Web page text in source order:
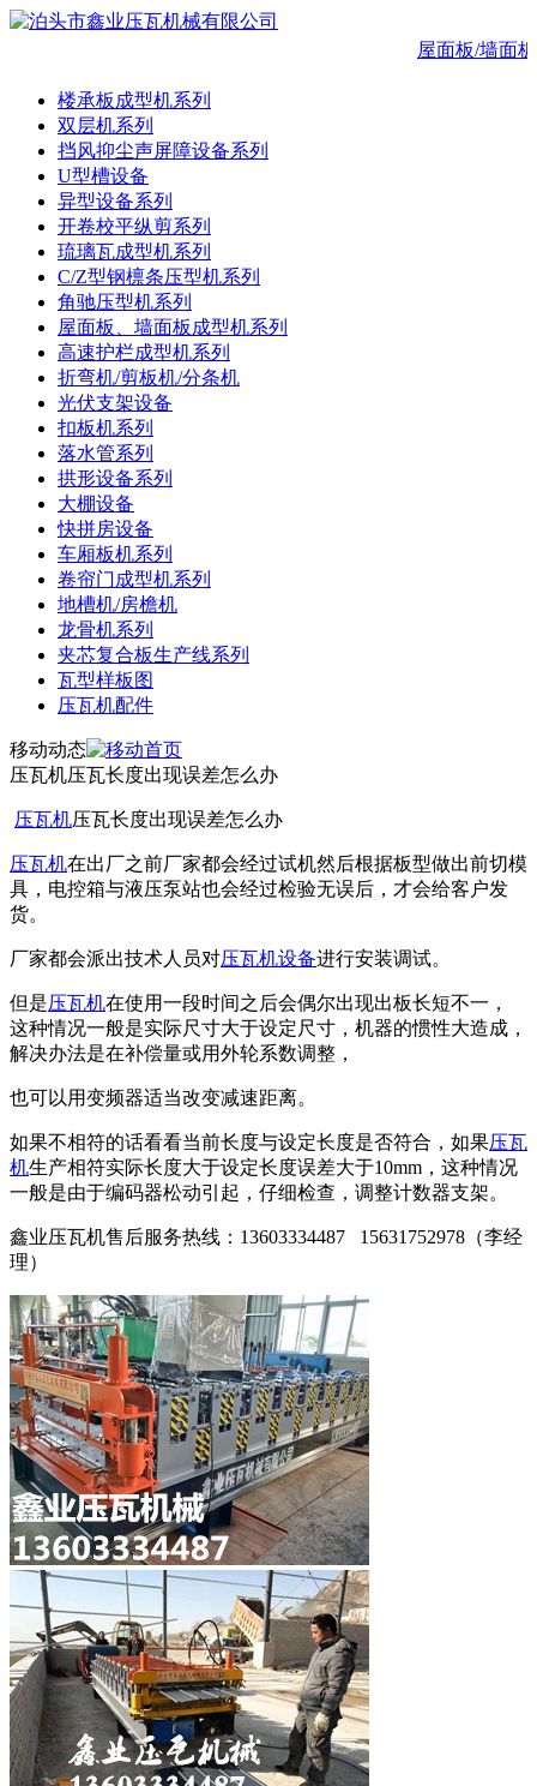
屋面板/墙面板
楼承板成型机系列
双层机系列
挡风抑尘声屏障设备系列
U型槽设备
异型设备系列
开卷校平纵剪系列
琉璃瓦成型机系列
C/Z型钢檩条压型机系列
角驰压型机系列
屋面板、墙面板成型机系列
高速护栏成型机系列
折弯机/剪板机/分条机
光伏支架设备
扣板机系列
落水管系列
拱形设备系列
大棚设备
快拼房设备
车厢板机系列
卷帘门成型机系列
地槽机/房檐机
龙骨机系列
夹芯复合板生产线系列
瓦型样板图
压瓦机配件
移动动态
压瓦机压瓦长度出现误差怎么办
压瓦机压瓦长度出现误差怎么办
压瓦机在出厂之前厂家都会经过试机然后根据板型做出前切模
具，电控箱与液压泵站也会经过检验无误后，才会给客户发
货。
厂家都会派出技术人员对压瓦机设备进行安装调试。
但是压瓦机在使用一段时间之后会偶尔出现出板长短不一，
这种情况一般是实际尺寸大于设定尺寸，机器的惯性大造成，
解决办法是在补偿量或用外轮系数调整，
也可以用变频器适当改变减速距离。
如果不相符的话看看当前长度与设定长度是否符合，如果压瓦
机生产相符实际长度大于设定长度误差大于10mm，这种情况
一般是由于编码器松动引起，仔细检查，调整计数器支架。
鑫业压瓦机售后服务热线：13603334487 15631752978（李经
理）